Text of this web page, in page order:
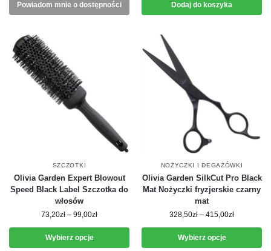
Powiadom mnie o dostępności Dodaj do koszyka
SZCZOTKI
Olivia Garden Expert Blowout
Speed Black Label Szczotka do
włosów
73,20zł – 99,00zł
Wybierz opcje
NOŻYCZKI I DEGAŻÓWKI
Olivia Garden SilkCut Pro Black
Mat Nożyczki fryzjerskie czarny
mat
328,50zł – 415,00zł
Wybierz opcje